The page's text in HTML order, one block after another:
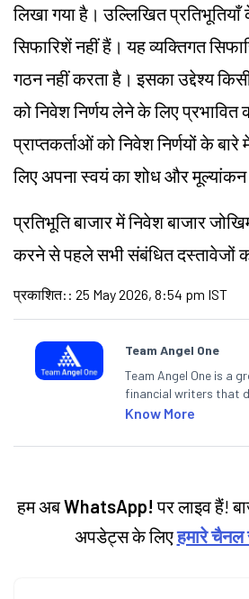
लिखा गया है। उल्लिखित
सिफारिशें नहीं हैं। यह व्यक्तिगत
गठन नहीं करता है। इसका उद्देश्य
को निवेश निर्णय लेने के लिए प्रभावित
प्राप्तकर्ताओं को निवेश निर्णयों के
लिए अपना स्वयं का शोध और मूल्यांकन
प्रतिभूति बाजार में निवेश बाजार
करने से पहले सभी संबंधित दस्तावेजों
प्रकाशित: : 25 May 2026, 8:54 pm IST
Team Angel One
Team Angel One is a
financial writers that
articles on the stock
categories.
Know More
हम अबWhatsApp! पर लाइव हैं!
अपडेट्स के लिएहमारे